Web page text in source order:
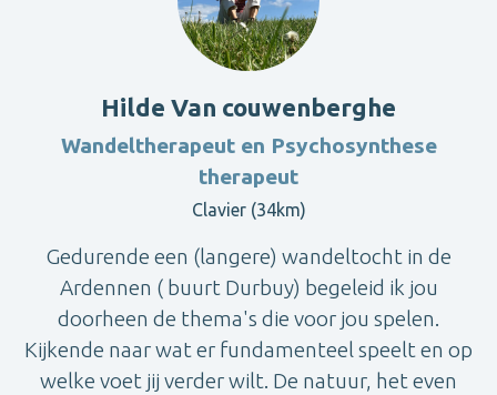
Hilde Van couwenberghe
Wandeltherapeut en Psychosynthese
therapeut
Clavier (34km)
Gedurende een (langere) wandeltocht in de
Ardennen ( buurt Durbuy) begeleid ik jou
doorheen de thema's die voor jou spelen.
Kijkende naar wat er fundamenteel speelt en op
welke voet jij verder wilt. De natuur, het even